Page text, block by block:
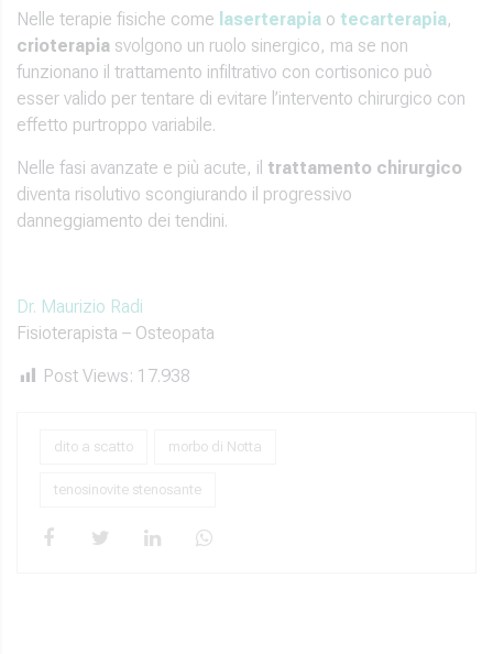
Nelle terapie fisiche come laserterapia o tecarterapia,
crioterapia svolgono un ruolo sinergico, ma se non
funzionano il trattamento infiltrativo con cortisonico può
esser valido per tentare di evitare l’intervento chirurgico con
effetto purtroppo variabile.
Nelle fasi avanzate e più acute, il trattamento chirurgico
diventa risolutivo scongiurando il progressivo
danneggiamento dei tendini.
Dr. Maurizio Radi
Fisioterapista – Osteopata
Post Views: 17.938
dito a scatto morbo di Notta
tenosinovite stenosante